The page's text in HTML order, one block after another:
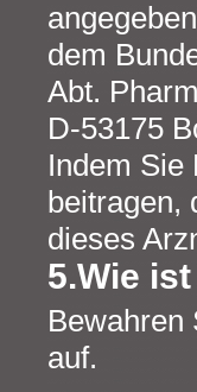
dem
Abt.
D-53175
Indem Sie
beitragen,
dieses
5.Wie
Bewahren
auf.